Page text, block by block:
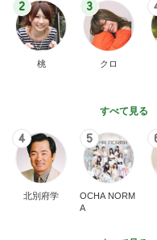
2
桃
3
クロ
すべて見る
4
北別府学
5
OCHA NORM
A